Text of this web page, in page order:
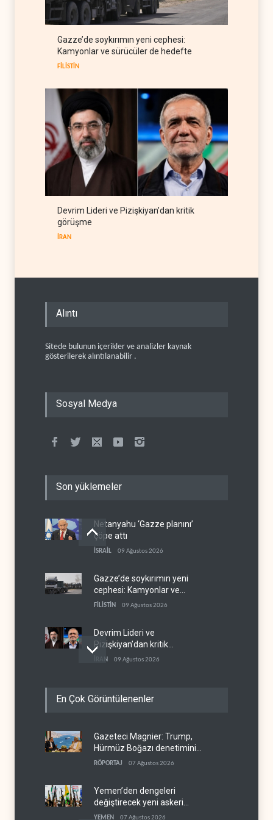
gümrük vergisi
RUSYA 09 Ağustos 2026
Demokratlar Trump için azil
süreci yerine soruşturma
Gazze’de soykırımın yeni cephesi:
Kamyonlar ve sürücüler de hedefte
FİLİSTİN
Devrim Lideri ve Pizişkiyan’dan kritik
görüşme
İRAN
Alıntı
Sitede bulunun içerikler ve analizler kaynak
gösterilerek alıntılanabilir .
Sosyal Medya
Son yüklemeler
Netanyahu ‘Gazze planını’
çöpe attı
İSRAİL 09 Ağustos 2026
Gazze’de soykırımın yeni
cephesi: Kamyonlar ve
sürücüler de hedefte
FİLİSTİN 09 Ağustos 2026
Devrim Lideri ve
Pizişkiyan’dan kritik
görüşme
İRAN 09 Ağustos 2026
güçlere büyük operasyon
Grönland’da izinsiz sondaj
hamlesi
BATI YARIM KÜRE
En Çok Görüntülenenler
Gazeteci Magnier: Trump,
Hürmüz Boğazı denetimini
doğrudan İran ve Umman'a
RÖPORTAJ 07 Ağustos 2026
Yemen’den dengeleri
değiştirecek yeni askeri
denklem
YEMEN 07 Ağustos 2026